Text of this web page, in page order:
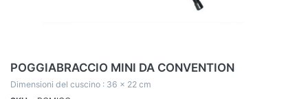
POGGIABRACCIO MINI DA CONVENTION
Dimensioni del cuscino : 36 x 22 cm